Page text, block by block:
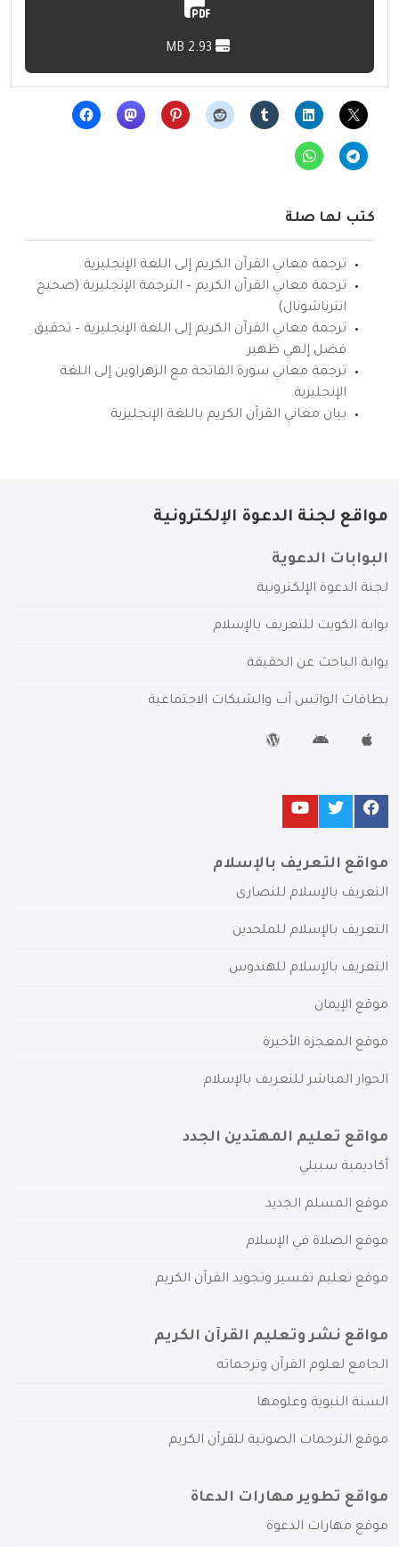
كتب لها صلة
ترجمة معاني القرآن الكريم إلى اللغة الإنجليزية
ترجمة معاني القرآن الكريم – الترجمة الإنجليزية (صحيح
انترناشونال)
ترجمة معاني القرآن الكريم إلى اللغة الإنجليزية – تحقيق
فضل إلهي ظهير
ترجمة معاني سورة الفاتحة مع الزهراوين إلى اللغة
الإنجليزية
بيان معاني القرآن الكريم باللغة الإنجليزية
مواقع لجنة الدعوة الإلكترونية
البوابات الدعوية
لجنة الدعوة الإلكترونية
بوابة الكويت للتعريف بالإسلام
بوابة الباحث عن الحقيقة
بطاقات الواتس آب والشبكات الاجتماعية
مواقع التعريف بالإسلام
التعريف بالإسلام للنصارى
التعريف بالإسلام للملحدين
التعريف بالإسلام للهندوس
موقع الإيمان
موقع المعجزة الأخيرة
الحوار المباشر للتعريف بالإسلام
مواقع تعليم المهتدين الجدد
أكاديمية سبيلي
موقع المسلم الجديد
موقع الصلاة في الإسلام
موقع تعليم تفسير وتجويد القرآن الكريم
مواقع نشر وتعليم القرآن الكريم
الجامع لعلوم القرآن وترجماته
السنة النبوية وعلومها
موقع الترجمات الصوتية للقرآن الكريم
مواقع تطوير مهارات الدعاة
موقع مهارات الدعوة